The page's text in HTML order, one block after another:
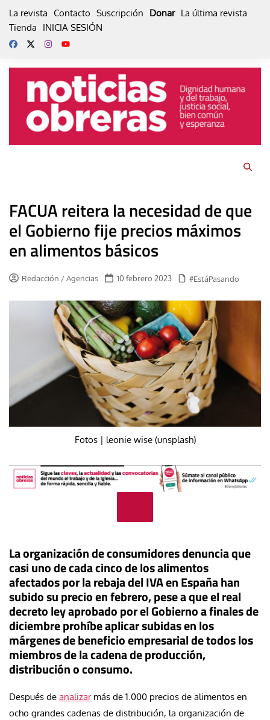
La revista Contacto Suscripción Donar La última revista
Tienda
INICIA SESIÓN
FACUA reitera la necesidad de que
el Gobierno fije precios máximos
en alimentos básicos
Redacción / Agencias 10 febrero 2023 #EstáPasando
Fotos | leonie wise (unsplash)
La organización de consumidores denuncia que
casi uno de cada cinco de los alimentos
afectados por la rebaja del IVA en España han
subido su precio en febrero, pese a que el real
decreto ley aprobado por el Gobierno a finales de
diciembre prohíbe aplicar subidas en los
márgenes de beneficio empresarial de todos los
miembros de la cadena de producción,
distribución o consumo.
Después de analizarmás de 1.000 precios de alimentos en
ocho grandes cadenas de distribución, la organización de